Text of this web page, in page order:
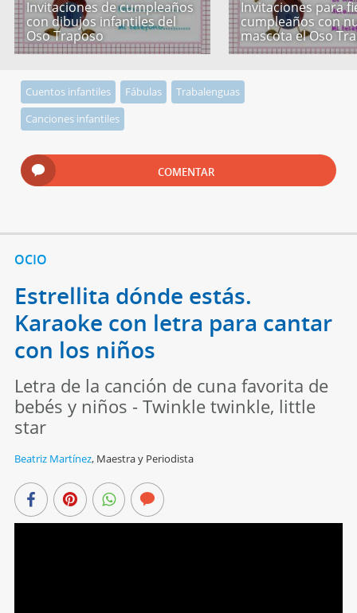
Invitaciones de cumpleaños
con dibujos infantiles del
Oso Traposo
Invitaciones para
cumpleaños con
mascota el Oso
Cuentos infantiles Fábulas
Trabalenguas
Canciones infantiles
COMENTAR
OCIO
Estrellita dónde estás.
Karaoke con letra para cantar
con los niños
Letra de la canción de cuna favorita de
bebés y niños - Twinkle twinkle, little
star
Beatriz Martínez, Maestra y Periodista